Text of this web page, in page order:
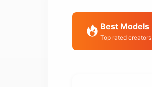
Best Models
Top rated creators